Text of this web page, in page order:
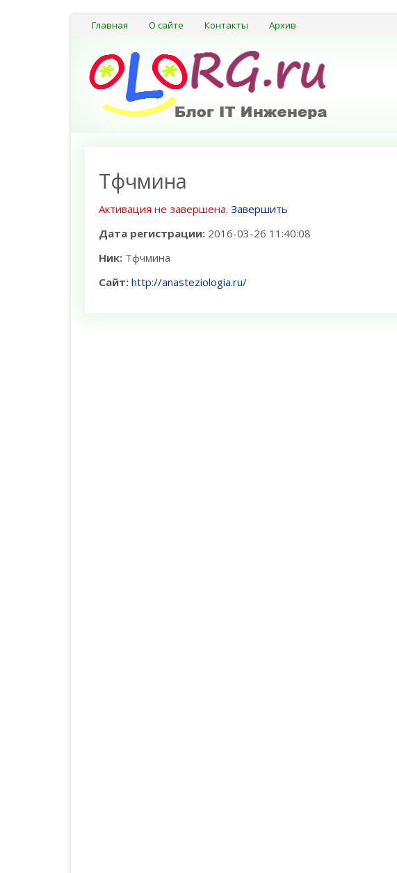
Главная О сайте Контакты Архив
Тфчмина
Активация не завершена. Завершить
Дата регистрации: 2016-03-26 11:40:08
Ник: Тфчмина
Сайт: http://anasteziologia.ru/